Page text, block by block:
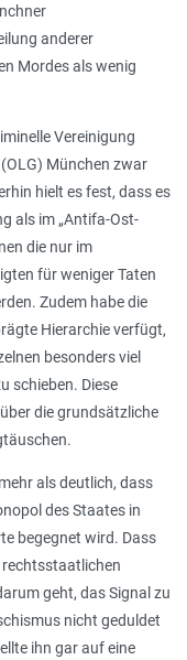
anderer
Mordes als wenig
Vereinigung
München zwar
hielt es fest, dass es
als im „Antifa-Ost-
die nur im
für weniger Taten
Zudem habe die
Hierarchie verfügt,
besonders viel
schieben. Diese
die grundsätzliche
als deutlich, dass
des Staates in
begegnet wird. Dass
rechtsstaatlichen
geht, das Signal zu
nicht geduldet
ihn gar auf eine